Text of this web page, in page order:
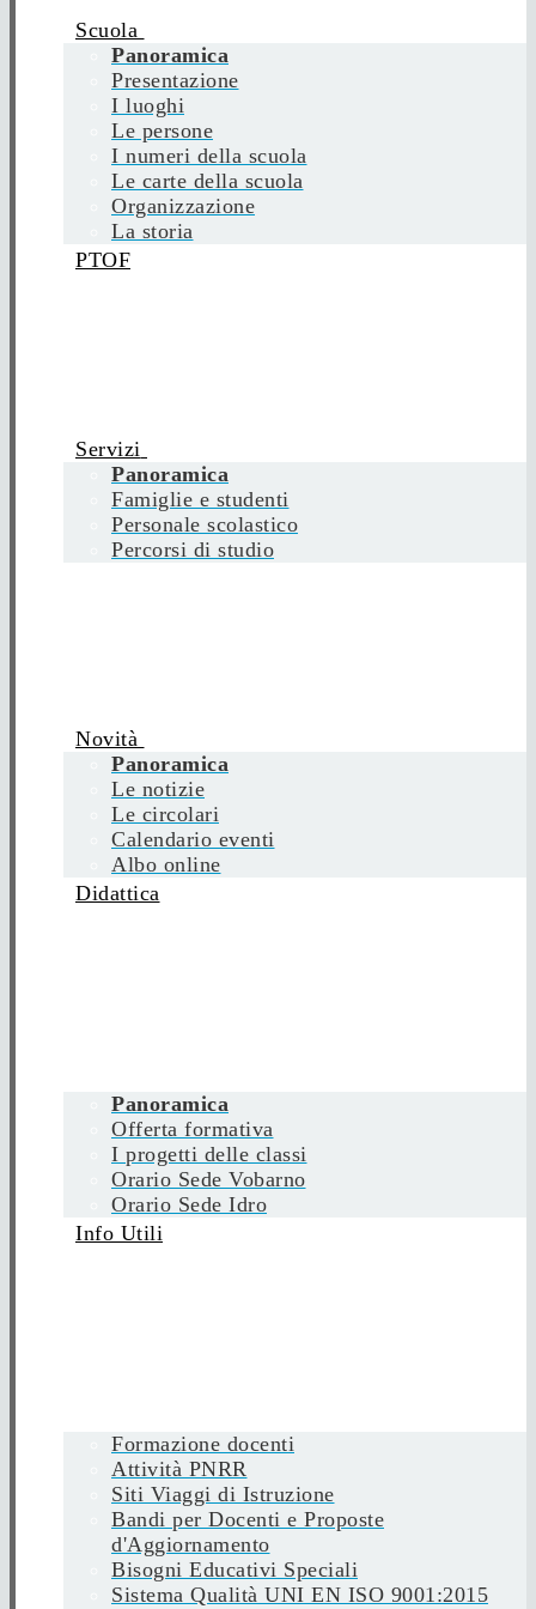
Scuola
Panoramica
Presentazione
I luoghi
Le persone
I numeri della scuola
Le carte della scuola
Organizzazione
La storia
PTOF
Servizi
Panoramica
Famiglie e studenti
Personale scolastico
Percorsi di studio
Novità
Panoramica
Le notizie
Le circolari
Calendario eventi
Albo online
Didattica
Panoramica
Offerta formativa
I progetti delle classi
Orario Sede Vobarno
Orario Sede Idro
Info Utili
Formazione docenti
Attività PNRR
Siti Viaggi di Istruzione
Bandi per Docenti e Proposte
d'Aggiornamento
Bisogni Educativi Speciali
Sistema Qualità UNI EN ISO 9001:2015